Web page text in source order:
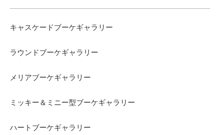
キャスケードブーケギャラリー
ラウンドブーケギャラリー
メリアブーケギャラリー
ミッキー＆ミニー型ブーケギャラリー
ハートブーケギャラリー